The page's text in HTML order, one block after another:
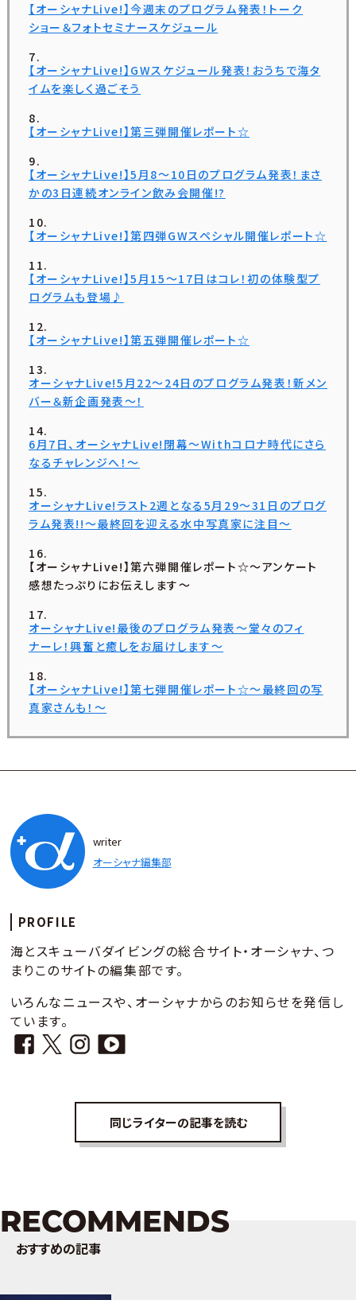
【オーシャナLive!】今週末のプログラム発表！トーク
ショー＆フォトセミナースケジュール
【オーシャナLive!】GWスケジュール発表！おうちで海タ
イムを楽しく過ごそう
【オーシャナLive!】第三弾開催レポート☆
【オーシャナLive!】5月8〜10日のプログラム発表！まさ
かの3日連続オンライン飲み会開催!?
【オーシャナLive!】第四弾GWスペシャル開催レポート☆
【オーシャナLive!】5月15〜17日はコレ！初の体験型プ
ログラムも登場♪
【オーシャナLive!】第五弾開催レポート☆
オーシャナLive!5月22〜24日のプログラム発表！新メン
バー＆新企画発表〜！
6月7日、オーシャナLive!閉幕〜Withコロナ時代にさら
なるチャレンジへ！〜
オーシャナLive!ラスト2週となる5月29〜31日のプログ
ラム発表!!〜最終回を迎える水中写真家に注目〜
【オーシャナLive!】第六弾開催レポート☆〜アンケート
感想たっぷりにお伝えします〜
オーシャナLive!最後のプログラム発表〜堂々のフィ
ナーレ！興奮と癒しをお届けします〜
【オーシャナLive!】第七弾開催レポート☆〜最終回の写
真家さんも！〜
writer
オーシャナ編集部
PROFILE
海とスキューバダイビングの総合サイト・オーシャナ、つ
まりこのサイトの編集部です。
いろんなニュースや、オーシャナからのお知らせを発信し
ています。
同じライターの記事を読む
RECOMMENDS
おすすめの記事